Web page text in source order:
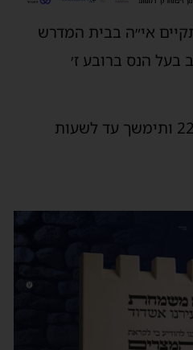
אי״ה בבית המדרש
בעל הנס ברובע ז׳
הסעודה תחל בשעה 22:00 ותימשך עד לשעות